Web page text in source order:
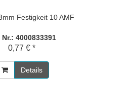
Festigkeit 10 AMF
4000833391
0,77 € *
Details